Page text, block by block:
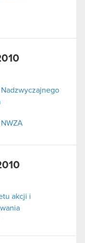
Nadzwyczajnego
akcji i